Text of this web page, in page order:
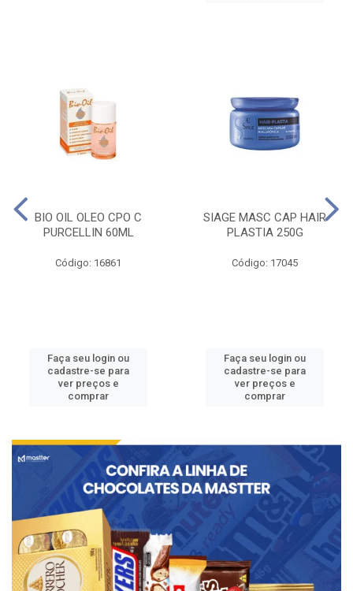
BIO OIL OLEO CPO C
PURCELLIN 60ML
Código: 16861
Faça seu login ou
cadastre-se para
ver preços e
comprar
SIAGE MASC CAP HAIR
PLASTIA 250G
Código: 17045
Faça seu login ou
cadastre-se para
ver preços e
comprar